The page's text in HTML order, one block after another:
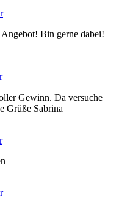
Bin gerne dabei!
Gewinn. Da versuche
Grüße Sabrina